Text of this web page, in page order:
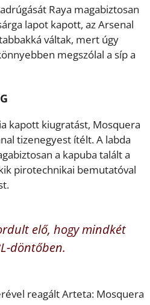
Raya magabiztosan
lapot kapott, az Arsenal
váltak, mert úgy
megszólal a síp a
kapott kiugratást, Mosquera
tizenegyest ítélt. A labda
a kapuba talált a
pirotechnikai bemutatóval
elő, hogy mindkét
döntőben.
reagált Arteta: Mosquera